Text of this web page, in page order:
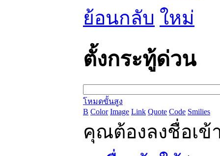
ย้อนกลับ
ตั้งกระทู้ด่วน
โหมดขั้นสูง
B Color Image Link Quote Code Smilies
คุณต้องลงชื่อเข้